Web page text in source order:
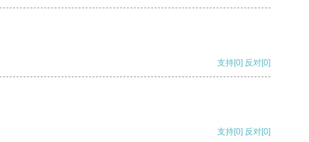
支持[0] 反对[0]
支持[0] 反对[0]